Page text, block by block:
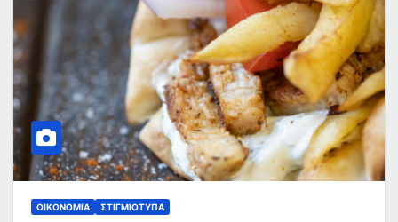
ΟΙΚΟΝΟΜΊΑ ΣΤΙΓΜΙΌΤΥΠΑ